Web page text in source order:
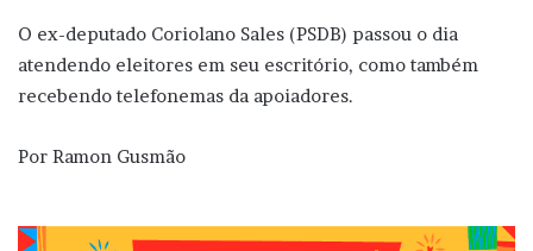
O ex-deputado Coriolano Sales (PSDB) passou o dia
atendendo eleitores em seu escritório, como também
recebendo telefonemas da apoiadores.
Por Ramon Gusmão